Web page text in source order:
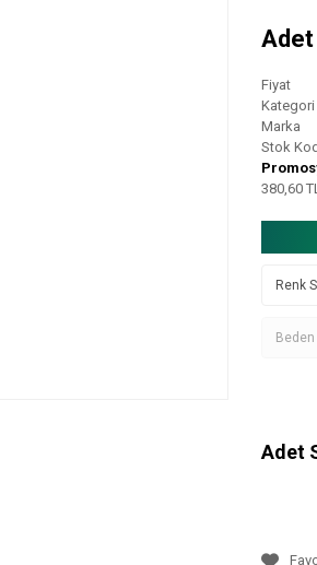
Adet
Fiyat
Kategori
Marka
Stok
380,60
Adet